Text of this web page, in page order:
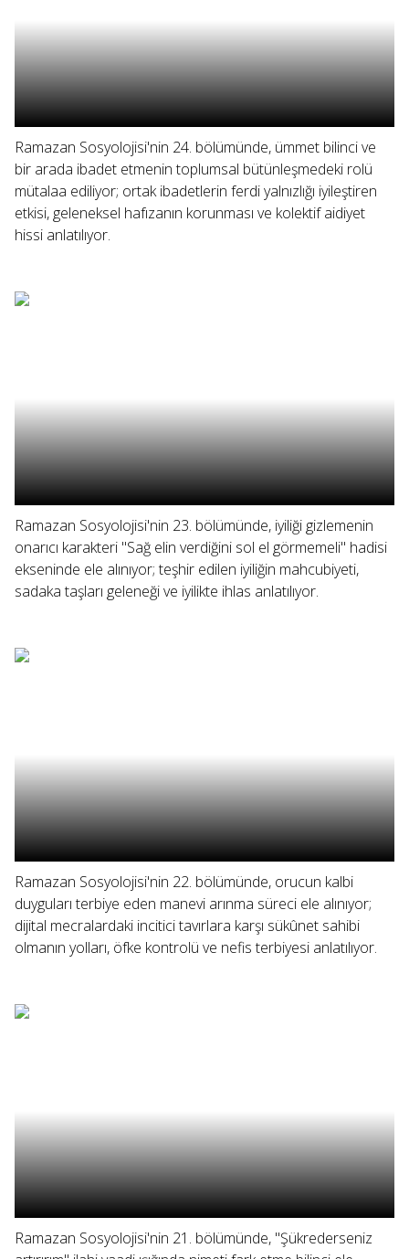
Ramazan Sosyolojisi'nin 24. bölümünde, ümmet bilinci ve
bir arada ibadet etmenin toplumsal bütünleşmedeki rolü
mütalaa ediliyor; ortak ibadetlerin ferdi yalnızlığı iyileştiren
etkisi, geleneksel hafızanın korunması ve kolektif aidiyet
hissi anlatılıyor.
Ramazan Sosyolojisi'nin 23. bölümünde, iyiliği gizlemenin
onarıcı karakteri "Sağ elin verdiğini sol el görmemeli" hadisi
ekseninde ele alınıyor; teşhir edilen iyiliğin mahcubiyeti,
sadaka taşları geleneği ve iyilikte ihlas anlatılıyor.
Ramazan Sosyolojisi'nin 22. bölümünde, orucun kalbi
duyguları terbiye eden manevi arınma süreci ele alınıyor;
dijital mecralardaki incitici tavırlara karşı sükûnet sahibi
olmanın yolları, öfke kontrolü ve nefis terbiyesi anlatılıyor.
Ramazan Sosyolojisi'nin 21. bölümünde, "Şükrederseniz